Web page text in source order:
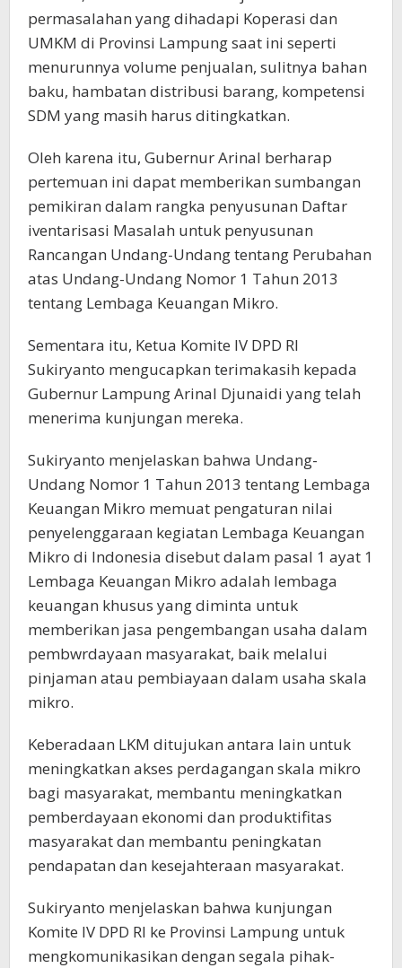
permasalahan yang dihadapi Koperasi dan
UMKM di Provinsi Lampung saat ini seperti
menurunnya volume penjualan, sulitnya bahan
baku, hambatan distribusi barang, kompetensi
SDM yang masih harus ditingkatkan.
Oleh karena itu, Gubernur Arinal berharap
pertemuan ini dapat memberikan sumbangan
pemikiran dalam rangka penyusunan Daftar
iventarisasi Masalah untuk penyusunan
Rancangan Undang-Undang tentang Perubahan
atas Undang-Undang Nomor 1 Tahun 2013
tentang Lembaga Keuangan Mikro.
Sementara itu, Ketua Komite IV DPD RI
Sukiryanto mengucapkan terimakasih kepada
Gubernur Lampung Arinal Djunaidi yang telah
menerima kunjungan mereka.
Sukiryanto menjelaskan bahwa Undang-
Undang Nomor 1 Tahun 2013 tentang Lembaga
Keuangan Mikro memuat pengaturan nilai
penyelenggaraan kegiatan Lembaga Keuangan
Mikro di Indonesia disebut dalam pasal 1 ayat 1
Lembaga Keuangan Mikro adalah lembaga
keuangan khusus yang diminta untuk
memberikan jasa pengembangan usaha dalam
pembwrdayaan masyarakat, baik melalui
pinjaman atau pembiayaan dalam usaha skala
mikro.
Keberadaan LKM ditujukan antara lain untuk
meningkatkan akses perdagangan skala mikro
bagi masyarakat, membantu meningkatkan
pemberdayaan ekonomi dan produktifitas
masyarakat dan membantu peningkatan
pendapatan dan kesejahteraan masyarakat.
Sukiryanto menjelaskan bahwa kunjungan
Komite IV DPD RI ke Provinsi Lampung untuk
mengkomunikasikan dengan segala pihak-